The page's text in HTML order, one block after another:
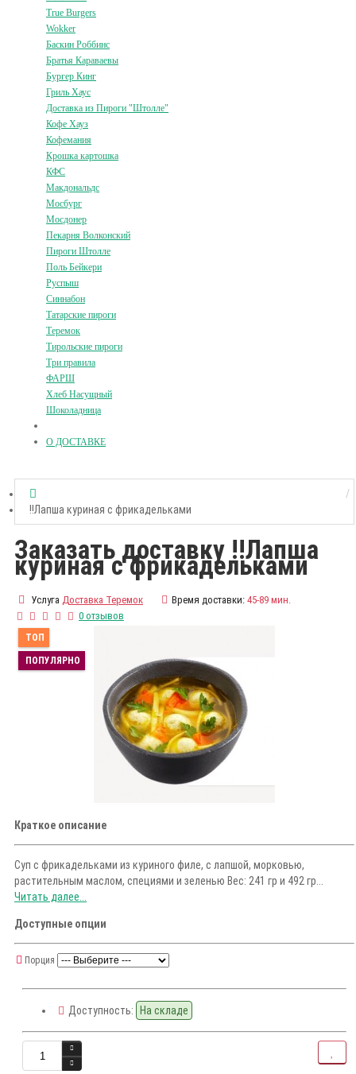
True Burgers
Wokker
Баскин Роббинс
Братья Караваевы
Бургер Кинг
Гриль Хаус
Доставка из Пироги "Штолле"
Кофе Хауз
Кофемания
Крошка картошка
КФС
Макдональдс
Мосбург
Мосдонер
Пекарня Волконский
Пироги Штолле
Поль Бейкери
Руспыш
Синнабон
Татарские пироги
Теремок
Тирольские пироги
Три правила
ФАРШ
Хлеб Насущный
Шоколадница
О ДОСТАВКЕ
!!Лапша куриная с фрикадельками
Заказать доставку !!Лапша
куриная с фрикадельками
Услуга Доставка Теремок Время доставки: 45-89 мин.
0 отзывов
ТОП
ПОПУЛЯРНО
Краткое описание
Суп с фрикадельками из куриного филе, с лапшой, морковью,
растительным маслом, специями и зеленью Вес: 241 гр и 492 гр...
Читать далее...
Доступные опции
Порция
Доступность: На складе